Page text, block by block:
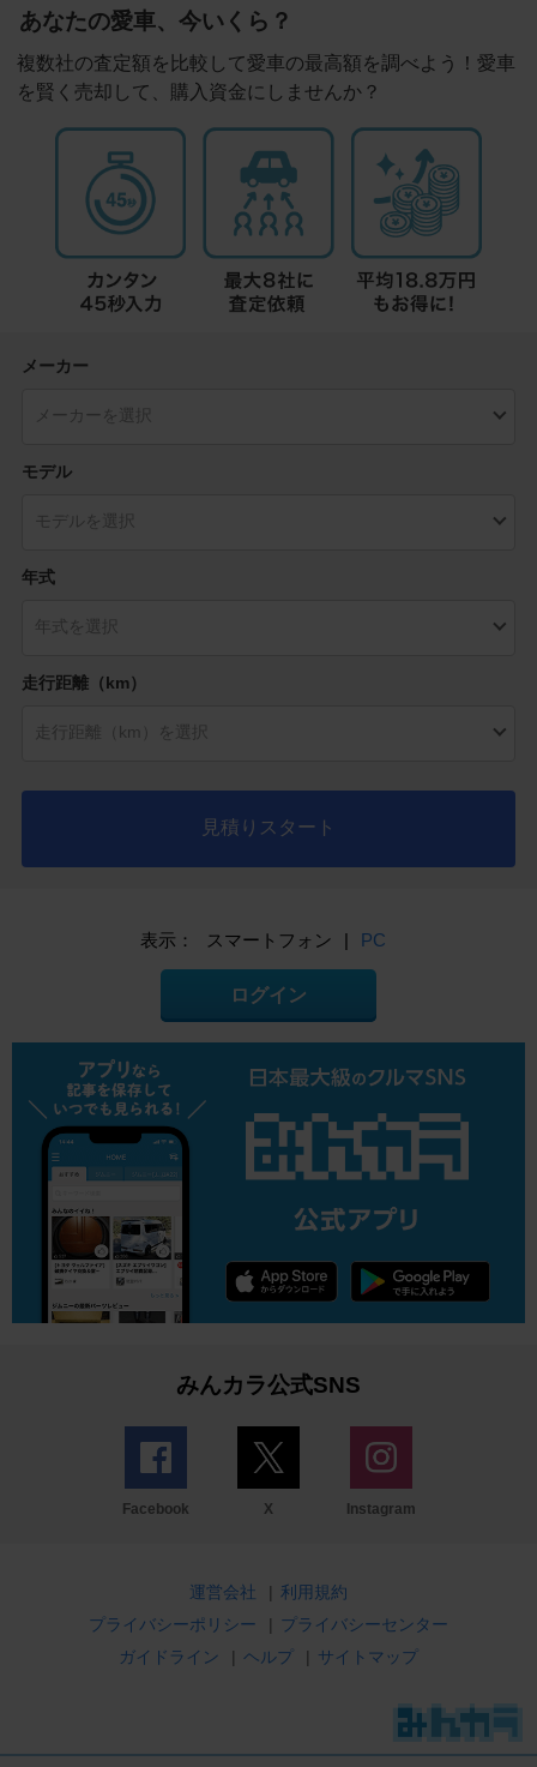
あなたの愛車、今いくら？
複数社の査定額を比較して愛車の最高額を調べよう！愛車
を賢く売却して、購入資金にしませんか？
メーカー
モデル
年式
走行距離（km）
見積りスタート
表示： スマートフォン | PC
ログイン
みんカラ公式SNS
Facebook X Instagram
運営会社 | 利用規約
プライバシーポリシー
| プライバシーセンター
ガイドライン
| ヘルプ | サイトマップ